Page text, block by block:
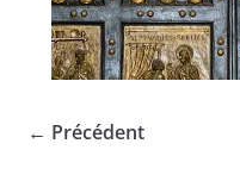
← Précédent